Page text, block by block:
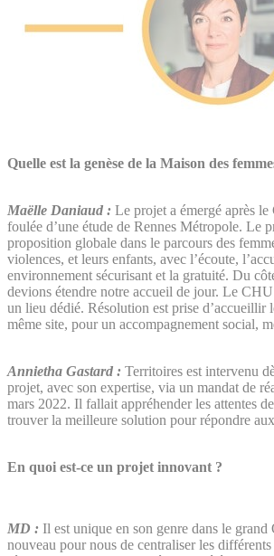
Quelle est la genèse de la Maison des
Maëlle Daniaud : Le projet a émergé après
foulée d’une étude de Rennes Métropole. Le
proposition globale dans le parcours des
violences, et leurs enfants, avec l’écoute,
environnement sécurisant et la gratuité. Du
devions étendre notre accueil de jour. Le
un lieu dédié. Résolution est prise d’accueillir
même site, pour un accompagnement social,
Annietha Gastard : Territoires est intervenu
projet, avec son expertise, via un mandat de
mars 2022. Il fallait appréhender les attentes
trouver la meilleure solution pour répondre
En quoi est-ce un projet innovant ?
MD : Il est unique en son genre dans le grand
nouveau pour nous de centraliser les